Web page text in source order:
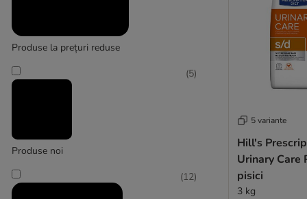
Produse la prețuri reduse
Produse noi
(5)
(12)
5 variante
Hill's
Urinary Care
pisici
3 kg